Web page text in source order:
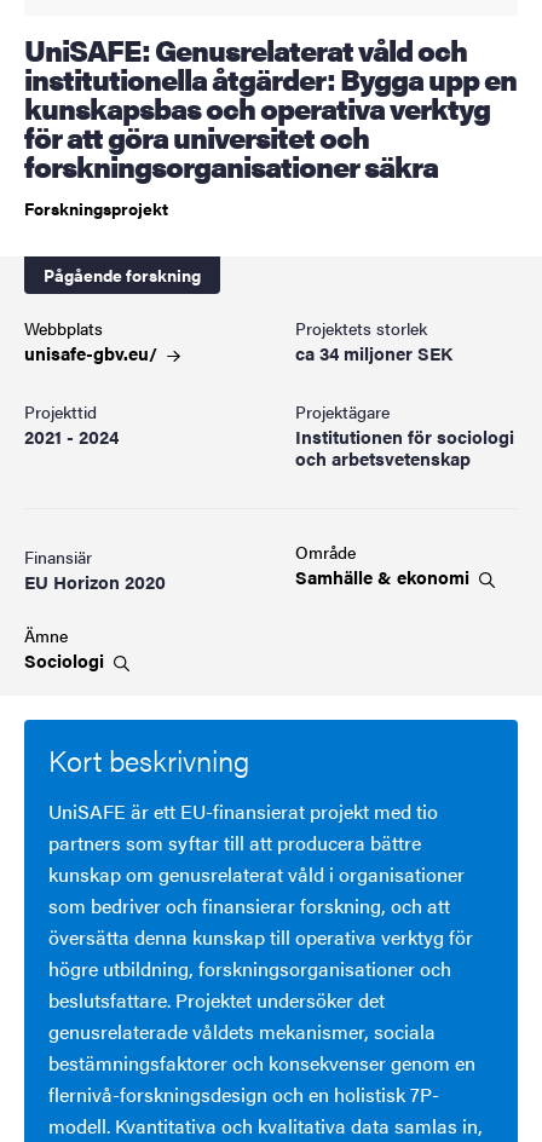
UniSAFE: Genusrelaterat våld och
institutionella åtgärder: Bygga upp en
kunskapsbas och operativa verktyg
för att göra universitet och
forskningsorganisationer säkra
Forskningsprojekt
Pågående forskning
Webbplats
unisafe-gbv.eu/
Projektets storlek
ca 34 miljoner SEK
Projekttid
2021 - 2024
Projektägare
Institutionen för sociologi
och arbetsvetenskap
Finansiär
EU Horizon 2020
Område
Samhälle & ekonomi
Ämne
Sociologi
Kort beskrivning
UniSAFE är ett EU-finansierat projekt med tio
partners som syftar till att producera bättre
kunskap om genusrelaterat våld i organisationer
som bedriver och finansierar forskning, och att
översätta denna kunskap till operativa verktyg för
högre utbildning, forskningsorganisationer och
beslutsfattare. Projektet undersöker det
genusrelaterade våldets mekanismer, sociala
bestämningsfaktorer och konsekvenser genom en
flernivå-forskningsdesign och en holistisk 7P-
modell. Kvantitativa och kvalitativa data samlas in,